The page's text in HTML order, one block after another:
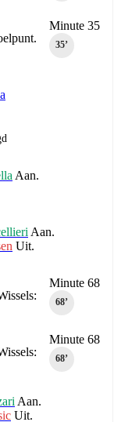
Minute 35
35‎’‎
Aan.
Aan.
Uit.
Minute 68
68‎’‎
Minute 68
68‎’‎
Aan.
Uit.